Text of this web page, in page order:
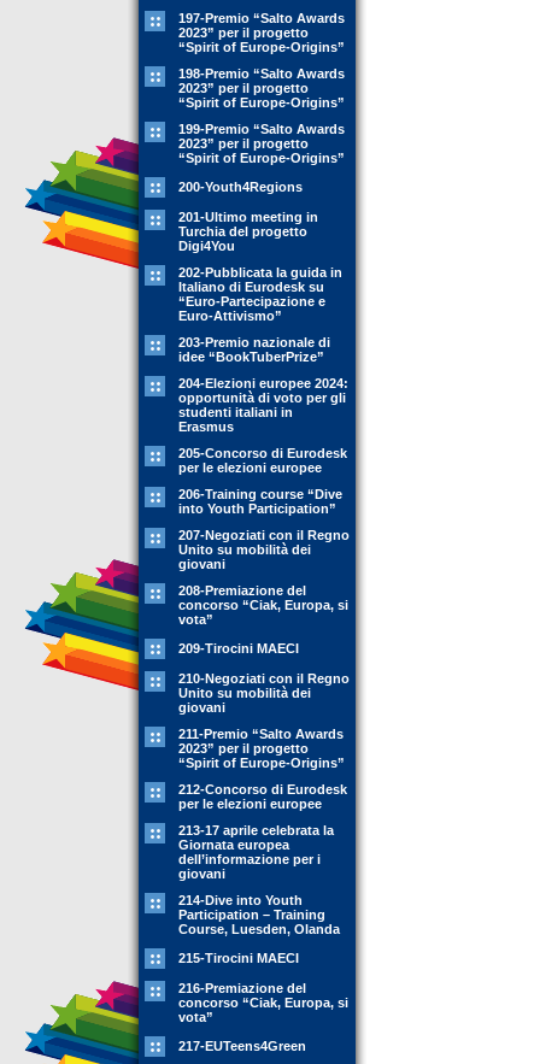
197-Premio “Salto Awards
2023” per il progetto
“Spirit of Europe-Origins”
198-Premio “Salto Awards
2023” per il progetto
“Spirit of Europe-Origins”
199-Premio “Salto Awards
2023” per il progetto
“Spirit of Europe-Origins”
200-Youth4Regions
201-Ultimo meeting in
Turchia del progetto
Digi4You
202-Pubblicata la guida in
Italiano di Eurodesk su
“Euro-Partecipazione e
Euro-Attivismo”
203-Premio nazionale di
idee “BookTuberPrize”
204-Elezioni europee 2024:
opportunità di voto per gli
studenti italiani in
Erasmus
205-Concorso di Eurodesk
per le elezioni europee
206-Training course “Dive
into Youth Participation”
207-Negoziati con il Regno
Unito su mobilità dei
giovani
208-Premiazione del
concorso “Ciak, Europa, si
vota”
209-Tirocini MAECI
210-Negoziati con il Regno
Unito su mobilità dei
giovani
211-Premio “Salto Awards
2023” per il progetto
“Spirit of Europe-Origins”
212-Concorso di Eurodesk
per le elezioni europee
213-17 aprile celebrata la
Giornata europea
dell’informazione per i
giovani
214-Dive into Youth
Participation – Training
Course, Luesden, Olanda
215-Tirocini MAECI
216-Premiazione del
concorso “Ciak, Europa, si
vota”
217-EUTeens4Green